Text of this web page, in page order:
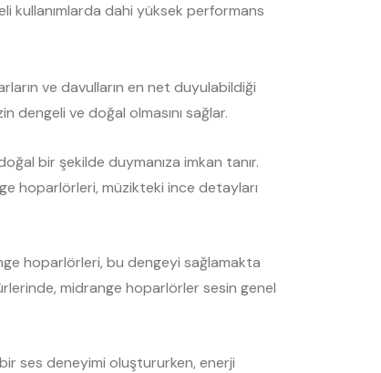
kullanımlarda dahi yüksek performans
ve davulların en net duyulabildiği
ve doğal olmasını sağlar.
bir şekilde duymanıza imkan tanır.
hoparlörleri, müzikteki ince detayları
hoparlörleri, bu dengeyi sağlamakta
midrange hoparlörler sesin genel
ses deneyimi oluştururken, enerji